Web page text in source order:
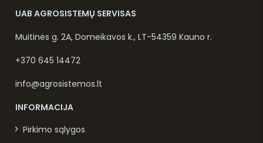
UAB AGROSISTEMŲ SERVISAS
Muitinės g. 2A, Domeikavos k., LT-54359 Kauno r.
+370 645 14472
info@agrosistemos.lt
INFORMACIJA
Pirkimo sąlygos